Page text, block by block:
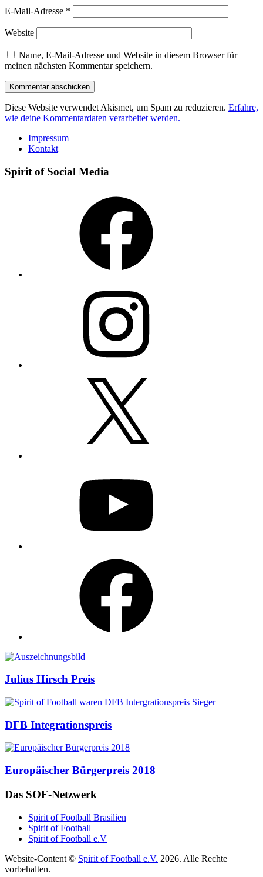
E-Mail-Adresse *
Website
Name, E-Mail-Adresse und Website in diesem Browser für
meinen nächsten Kommentar speichern.
Diese Website verwendet Akismet, um Spam zu reduzieren. Erfahre,
wie deine Kommentardaten verarbeitet werden.
Impressum
Kontakt
Spirit of Social Media
Auszeichnungen
Julius Hirsch Preis
DFB Integrationspreis
Europäischer Bürgerpreis 2018
Das SOF-Netzwerk
Spirit of Football Brasilien
Spirit of Football
Spirit of Football e.V
Website-Content © Spirit of Football e.V. 2026. Alle Rechte
vorbehalten.